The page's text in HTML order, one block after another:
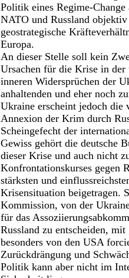
Politik eines Regime-
NATO und Russland
geostrategische
Europa.
An dieser Stelle soll kein
Ursachen für die Krise in
inneren Widersprüchen der
anhaltenden und eher noch
Ukraine erscheint jedoch
Annexion der Krim durch
Scheingefecht der
Gewiss gehört die deutsche
dieser Krise und auch nicht
Konfrontationskurses gegen
stärksten und
Krisensituation beigetragen.
Kommission, von der
für das
Russland zu entscheiden,
besonders von den USA
Zurückdrängung und
Politik kann aber nicht im